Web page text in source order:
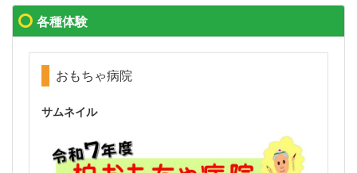
各種体験
おもちゃ病院
サムネイル